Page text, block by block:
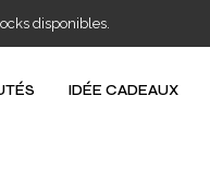
disponibles.
IDÉE CADEAUX